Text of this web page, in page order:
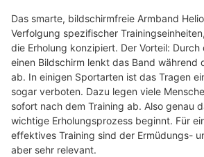
Das smarte, bildschirmfreie Armband
Verfolgung spezifischer
die Erholung konzipiert. Der Vorteil:
einen Bildschirm lenkt das Band während
ab. In einigen Sportarten ist das Tragen
sogar verboten. Dazu legen viele
sofort nach dem Training ab. Also genau
wichtige Erholungsprozess beginnt. Für
effektives Training sind der Ermüdungs-
aber sehr relevant.